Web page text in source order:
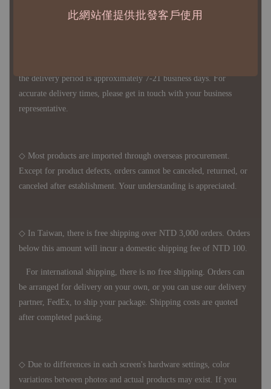
此網站僅提供批發客戶使用
2、The minimum order amount per order is NTD 5,000.
the delivery period is approximately 7-21 business days. For
accurate delivery times, please get in touch with your business
representative.
◇ Most products are imported through overseas procurement.
Except for product defects, orders cannot be canceled, returned, or
canceled after establishment. Your understanding is appreciated.
◇ In Taiwan, there is free shipping over NTD 3,000 orders. Orders
below this amount will incur a domestic shipping fee of NTD 100.
For international shipping, there is no free shipping. Orders can
be arranged for delivery on your own, or you can use our delivery
partner, FedEx, to ship your package. Shipping costs are quoted
after completed packing.
◇ Due to differences in each screen's hardware settings, color
variations between photos and actual products may exist. If you